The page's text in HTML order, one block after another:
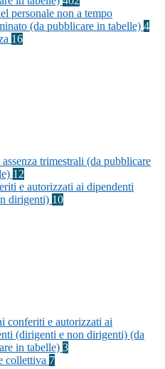
personale non a tempo
(da pubblicare in tabelle) 4
16
assenza trimestrali (da pubblicare
12
e autorizzati ai dipendenti
dirigenti) 10
conferiti e autorizzati ai
(dirigenti e non dirigenti) (da
in tabelle) 3
collettiva 7